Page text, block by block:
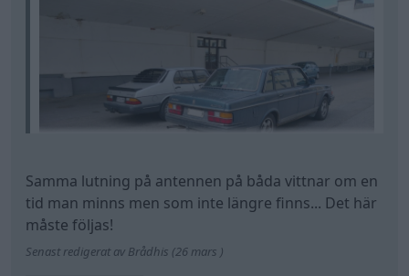
Samma lutning på antennen på båda vittnar om en
tid man minns men som inte längre finns... Det här
måste följas!
Senast redigerat av Brådhis (26 mars )